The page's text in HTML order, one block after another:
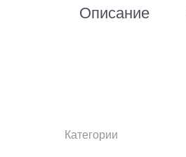
Описание
Категории